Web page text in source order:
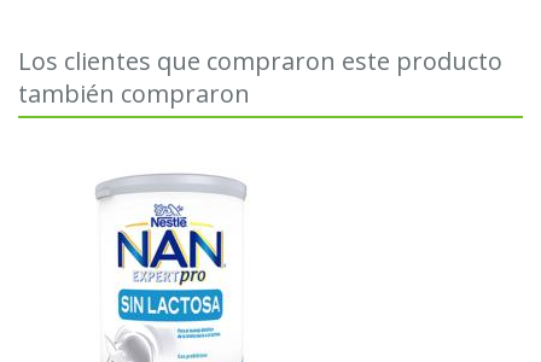
Los clientes que compraron este producto
también compraron